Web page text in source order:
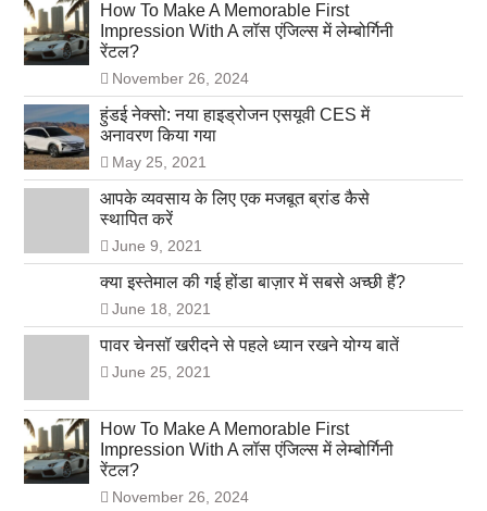
How To Make A Memorable First
Impression With A लॉस एंजिल्स में लेम्बोर्गिनी
रेंटल?
November 26, 2024
हुंडई नेक्सो: नया हाइड्रोजन एसयूवी CES में
अनावरण किया गया
May 25, 2021
आपके व्यवसाय के लिए एक मजबूत ब्रांड कैसे
स्थापित करें
June 9, 2021
क्या इस्तेमाल की गई होंडा बाज़ार में सबसे अच्छी हैं?
June 18, 2021
पावर चेनसॉ खरीदने से पहले ध्यान रखने योग्य बातें
June 25, 2021
How To Make A Memorable First
Impression With A लॉस एंजिल्स में लेम्बोर्गिनी
रेंटल?
November 26, 2024